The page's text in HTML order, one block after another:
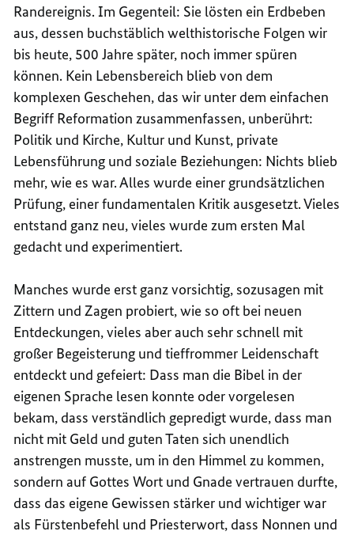
Randereignis. Im Gegenteil: Sie lösten ein Erdbeben
aus, dessen buchstäblich welthistorische Folgen wir
bis heute, 500 Jahre später, noch immer spüren
können. Kein Lebensbereich blieb von dem
komplexen Geschehen, das wir unter dem einfachen
Begriff Reformation zusammenfassen, unberührt:
Politik und Kirche, Kultur und Kunst, private
Lebensführung und soziale Beziehungen: Nichts blieb
mehr, wie es war. Alles wurde einer grundsätzlichen
Prüfung, einer fundamentalen Kritik ausgesetzt. Vieles
entstand ganz neu, vieles wurde zum ersten Mal
gedacht und experimentiert.
Manches wurde erst ganz vorsichtig, sozusagen mit
Zittern und Zagen probiert, wie so oft bei neuen
Entdeckungen, vieles aber auch sehr schnell mit
großer Begeisterung und tieffrommer Leidenschaft
entdeckt und gefeiert: Dass man die Bibel in der
eigenen Sprache lesen konnte oder vorgelesen
bekam, dass verständlich gepredigt wurde, dass man
nicht mit Geld und guten Taten sich unendlich
anstrengen musste, um in den Himmel zu kommen,
sondern auf Gottes Wort und Gnade vertrauen durfte,
dass das eigene Gewissen stärker und wichtiger war
als Fürstenbefehl und Priesterwort, dass Nonnen und